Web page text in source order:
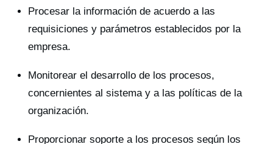
Procesar la información de acuerdo a las
requisiciones y parámetros establecidos por la
empresa.
Monitorear el desarrollo de los procesos,
concernientes al sistema y a las políticas de la
organización.
Proporcionar soporte a los procesos según los